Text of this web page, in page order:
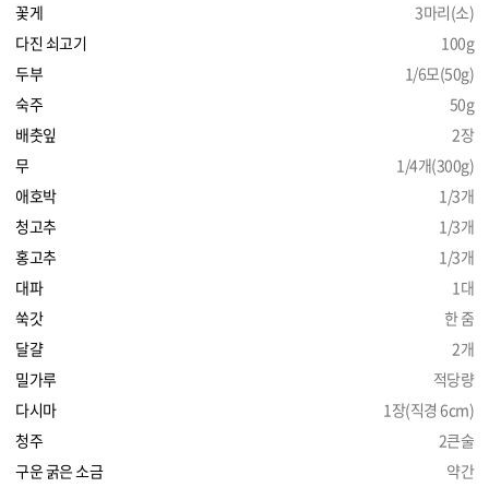
꽃게
3마리(소)
다진 쇠고기
100g
두부
1/6모(50g)
숙주
50g
배춧잎
2장
무
1/4개(300g)
애호박
1/3개
청고추
1/3개
홍고추
1/3개
대파
1대
쑥갓
한 줌
달걀
2개
밀가루
적당량
다시마
1장(직경 6cm)
청주
2큰술
구운 굵은 소금
약간